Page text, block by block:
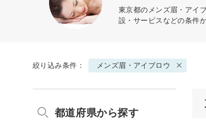
東京都の メンズ眉・アイ
設・サービスなどの条件
絞り込み条件： メンズ眉・アイブロウ
都道府県から探す